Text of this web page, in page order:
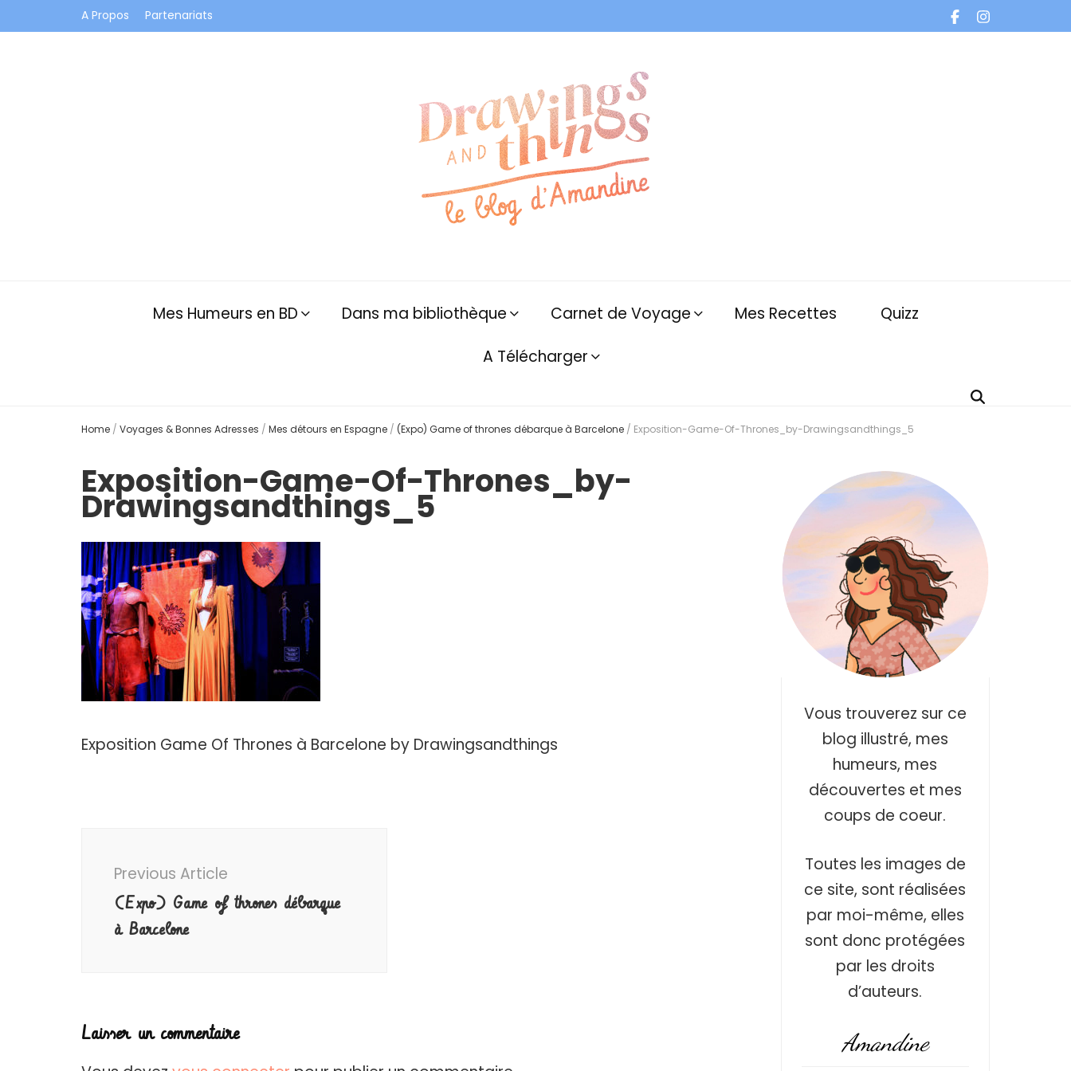
A Propos Partenariats
Mes Humeurs en BD Dans ma bibliothèque Carnet de Voyage Mes Recettes
Quizz
A Télécharger
Home / Voyages & Bonnes Adresses / Mes détours en Espagne / (Expo) Game of thrones débarque à Barcelone / Exposition-Game-Of-Thrones_by-Drawingsandthings_5
Exposition-Game-Of-Thrones_by-
Drawingsandthings_5
Exposition Game Of Thrones à Barcelone by Drawingsandthings
Navigation
Previous Article
(Expo) Game of thrones débarque
à Barcelone
Laisser un commentaire
Vous trouverez sur ce
blog illustré, mes
humeurs, mes
découvertes et mes
coups de coeur.
Toutes les images de
ce site, sont réalisées
par moi-même, elles
sont donc protégées
par les droits
d’auteurs.
Amandine